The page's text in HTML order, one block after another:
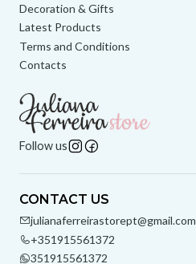
Decoration & Gifts
Latest Products
Terms and Conditions
Contacts
Follow us
CONTACT US
julianaferreirastorept@gmail.com
+351915561372
351915561372